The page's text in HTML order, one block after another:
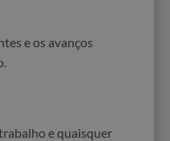
e os avanços
e quaisquer